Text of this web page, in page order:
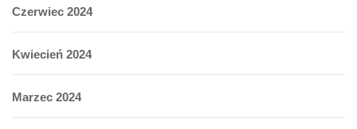
Czerwiec 2024
Kwiecień 2024
Marzec 2024